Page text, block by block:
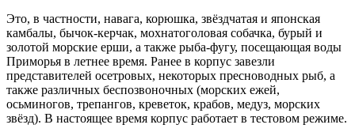
Это, в частности, навага, корюшка, звёздчатая и японская
камбалы, бычок-керчак, мохнатоголовая собачка, бурый и
золотой морские ерши, а также рыба-фугу, посещающая воды
Приморья в летнее время. Ранее в корпус завезли
представителей осетровых, некоторых пресноводных рыб, а
также различных беспозвоночных (морских ежей,
осьминогов, трепангов, креветок, крабов, медуз, морских
звёзд). В настоящее время корпус работает в тестовом режиме.